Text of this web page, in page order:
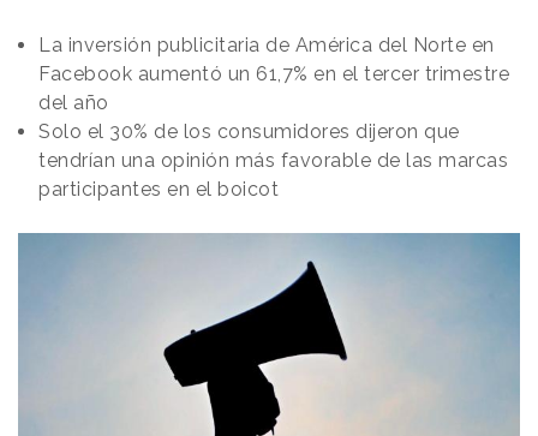
La inversión publicitaria de América del Norte en
Facebook aumentó un 61,7% en el tercer trimestre
del año
Solo el 30% de los consumidores dijeron que
tendrían una opinión más favorable de las marcas
participantes en el boicot